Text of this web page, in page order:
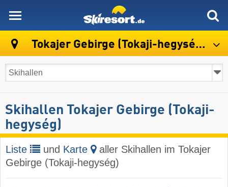
Tokajer Gebirge (Tokaji-hegység)
Skihallen Tokajer Gebirge (Tokaji-
hegység)
Liste und Karte
aller Skihallen im Tokajer
Gebirge (Tokaji-hegység)